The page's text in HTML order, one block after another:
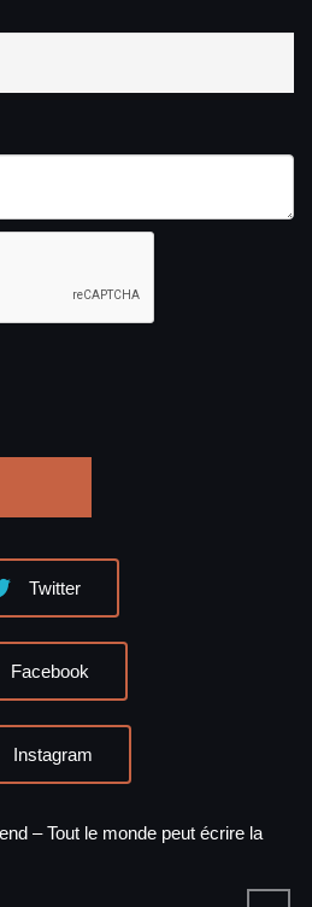
Twitter
Facebook
Instagram
– Tout le monde peut écrire la